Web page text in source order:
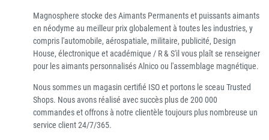
Magnosphere stocke des Aimants Permanents et puissants aimants
en néodyme au meilleur prix globalement à toutes les industries, y
compris l'automobile, aérospatiale, militaire, publicité, Design
House, électronique et académique / R & S'il vous plaît se renseigner
pour les aimants personnalisés Alnico ou l'assemblage magnétique.
Nous sommes un magasin certifié ISO et portons le sceau Trusted
Shops. Nous avons réalisé avec succès plus de 200 000
commandes et offrons à notre clientèle toujours plus nombreuse un
service client 24/7/365.